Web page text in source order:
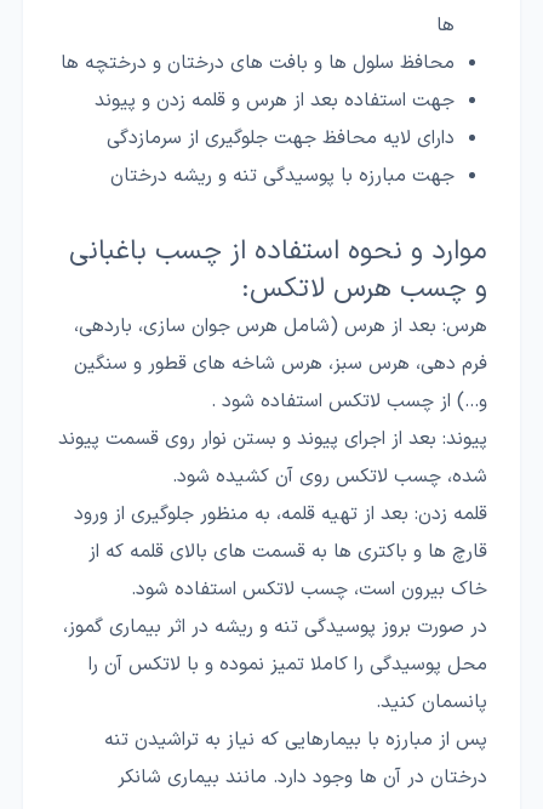
ها
محافظ سلول ها و بافت های درختان و درختچه ها
جهت استفاده بعد از هرس و قلمه زدن و پیوند
دارای لایه محافظ جهت جلوگیری از سرمازدگی
جهت مبارزه با پوسیدگی تنه و ریشه درختان
موارد و نحوه استفاده از چسب باغبانی
و چسب هرس لاتکس:
هرس: بعد از هرس (شامل هرس جوان سازی، باردهی،
فرم دهی، هرس سبز، هرس شاخه های قطور و سنگین
و...) از چسب لاتکس استفاده شود .
پیوند: بعد از اجرای پیوند و بستن نوار روی قسمت پیوند
شده، چسب لاتکس روی آن کشیده شود.
قلمه زدن: بعد از تهیه قلمه، به منظور جلوگیری از ورود
قارچ ها و باکتری ها به قسمت های بالای قلمه که از
خاک بیرون است، چسب لاتکس استفاده شود.
در صورت بروز پوسیدگی تنه و ریشه در اثر بیماری گموز،
محل پوسیدگی را کاملا تمیز نموده و با لاتکس آن را
پانسمان کنید.
پس از مبارزه با بیمارهایی که نیاز به تراشیدن تنه
درختان در آن ها وجود دارد. مانند بیماری شانکر